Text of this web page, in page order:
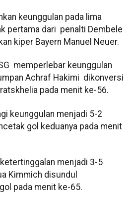
keunggulan pada lima
pertama dari penalti Dembele
kiper Bayern Manuel Neuer.
memperlebar keunggulan
Achraf Hakimi dikonversi
pada menit ke-56.
keunggulan menjadi 5-2
gol keduanya pada menit
menjadi 3-5
Kimmich disundul
pada menit ke-65.